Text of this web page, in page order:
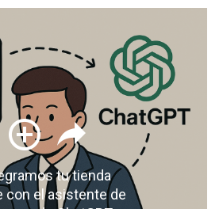
tu tienda
con el asistente de